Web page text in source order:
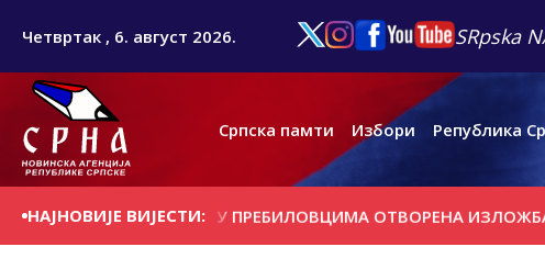
Четвртак , 6. август 2026. SRpska
Српска памти Избори Република
НАЈНОВИЈЕ ВИЈЕСТИ:
ДАНАШЊИ ДАН У ПРЕБИЛОВЦИМА ОTВОРЕНА ИЗЛОЖБА